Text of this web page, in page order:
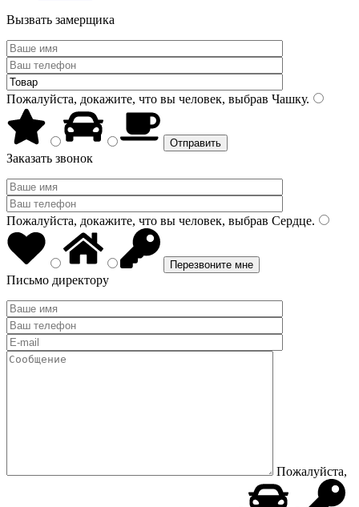
Вызвать замерщика
Пожалуйста, докажите, что вы человек, выбрав Чашку.
Заказать звонок
Пожалуйста, докажите, что вы человек, выбрав Сердце.
Письмо директору
Пожалуйста,